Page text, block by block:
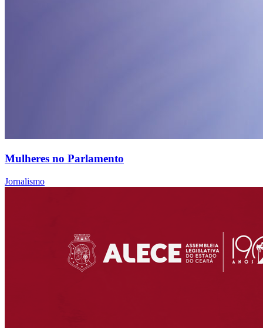
Mulheres no Parlamento
Jornalismo